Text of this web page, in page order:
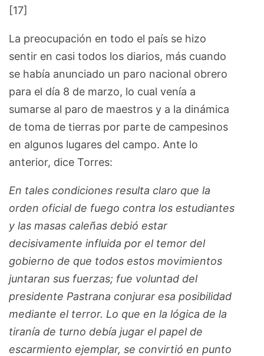
[17]
La preocupación en todo el país se hizo
sentir en casi todos los diarios, más cuando
se había anunciado un paro nacional obrero
para el día 8 de marzo, lo cual venía a
sumarse al paro de maestros y a la dinámica
de toma de tierras por parte de campesinos
en algunos lugares del campo. Ante lo
anterior, dice Torres:
En tales condiciones resulta claro que la
orden oficial de fuego contra los estudiantes
y las masas caleñas debió estar
decisivamente influida por el temor del
gobierno de que todos estos movimientos
juntaran sus fuerzas; fue voluntad del
presidente Pastrana conjurar esa posibilidad
mediante el terror. Lo que en la lógica de la
tiranía de turno debía jugar el papel de
escarmiento ejemplar, se convirtió en punto